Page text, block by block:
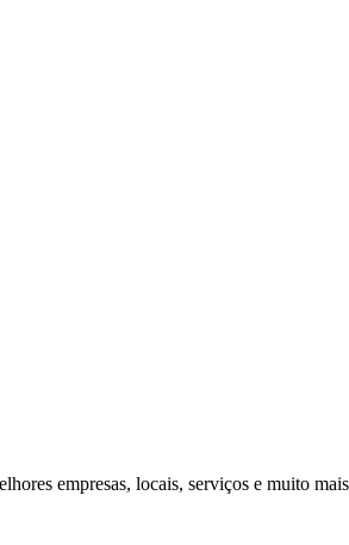
empresas, locais, serviços e muito